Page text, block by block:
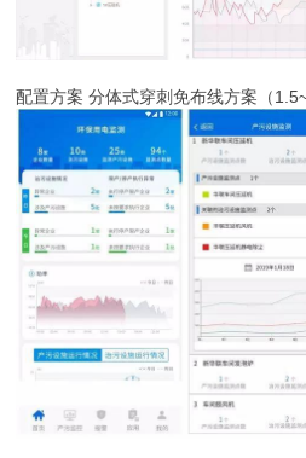
配置方案 分体式穿刺免布线方案（